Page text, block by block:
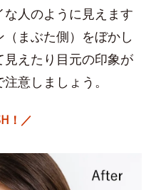
人のように見えます
まぶた側）をぼかし
えたり目元の印象が
意しましょう。
！／